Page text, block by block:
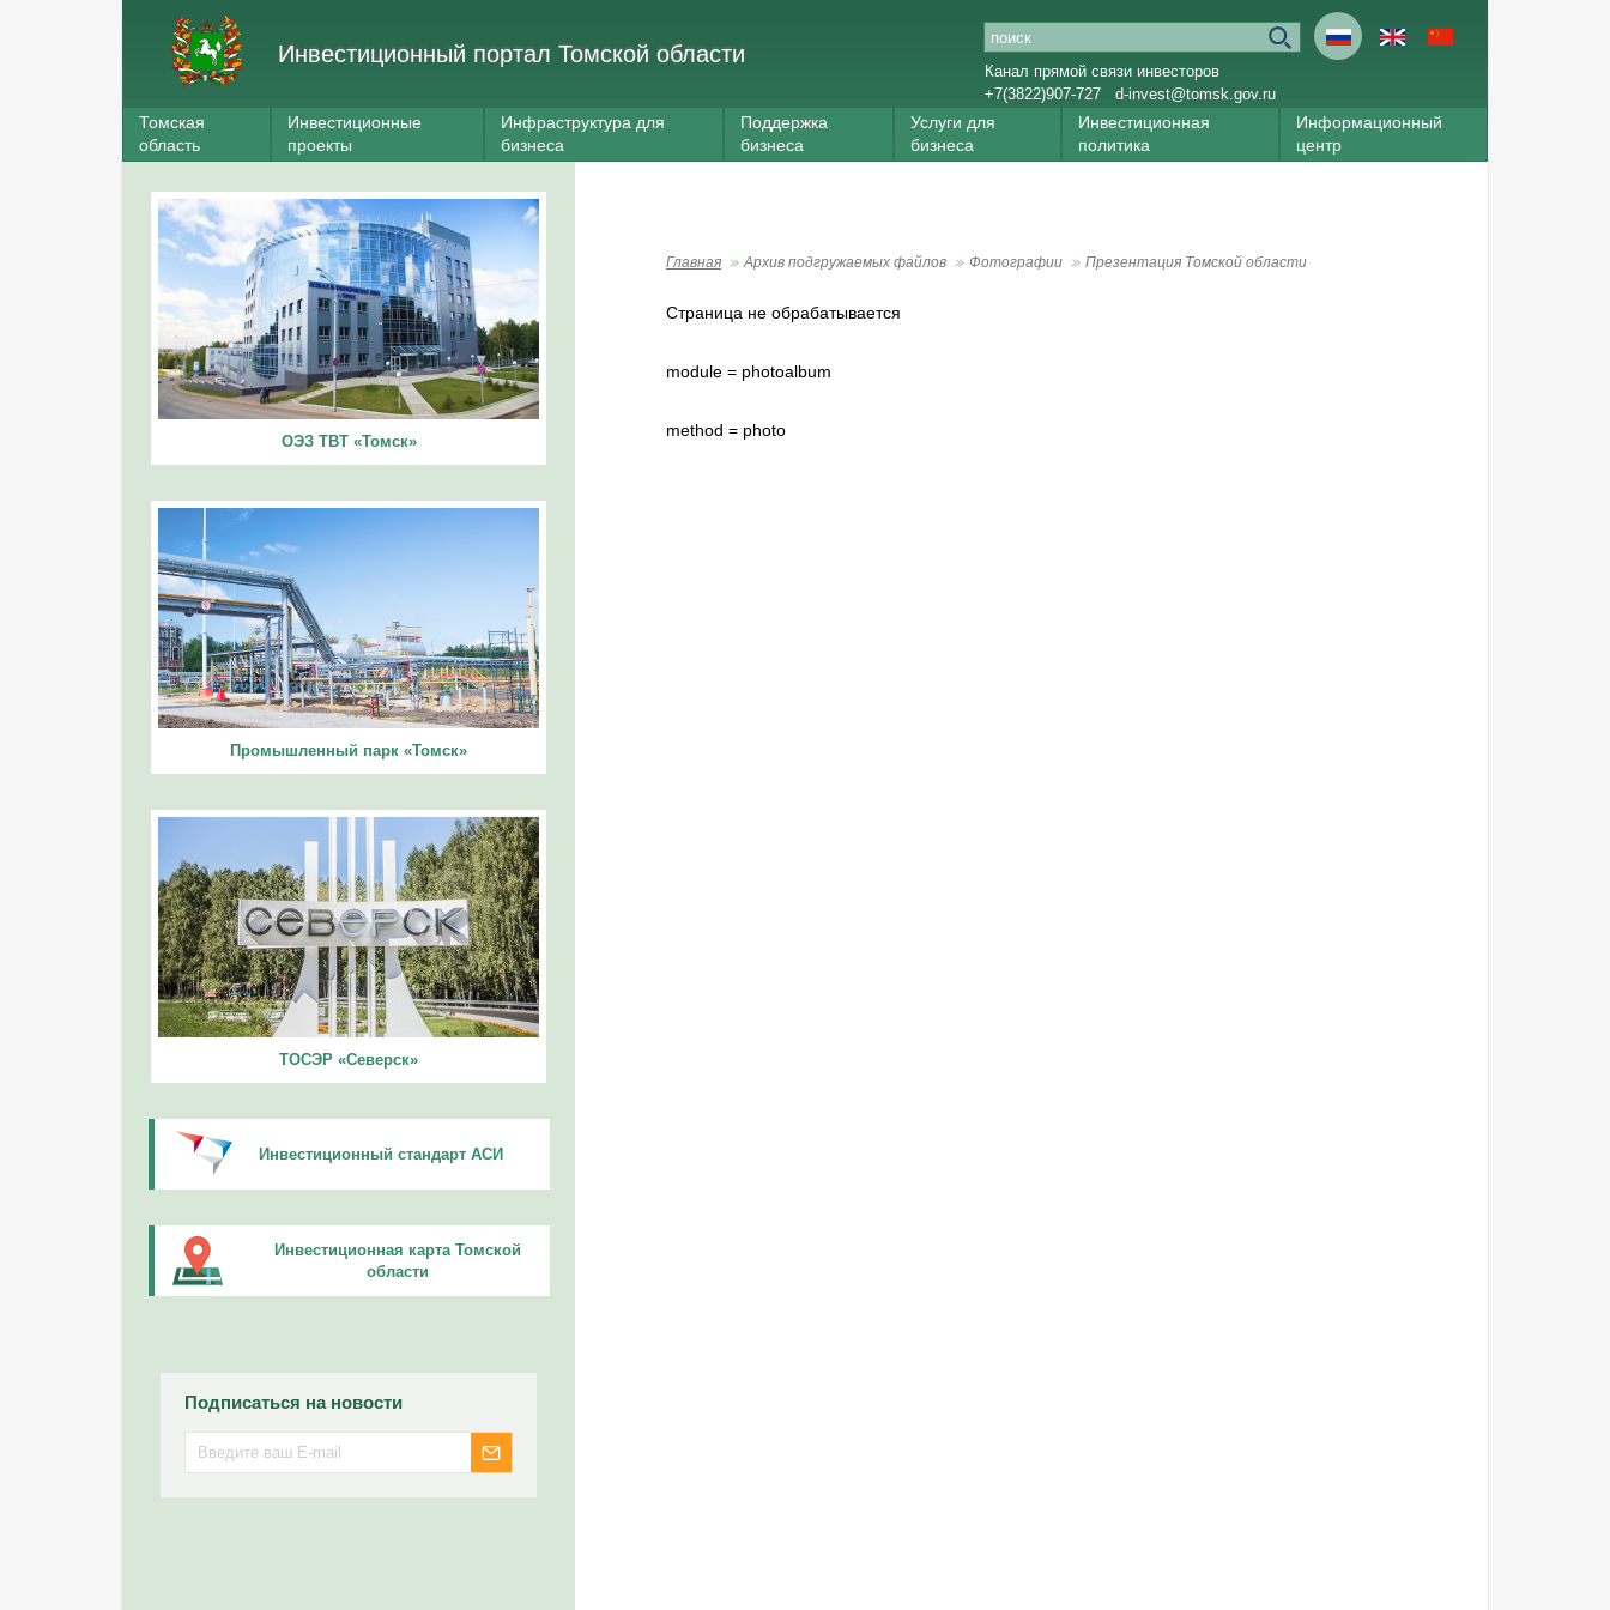
Инвестиционный портал Томской области
Канал прямой связи инвесторов
+7(3822)907-727
d-invest@tomsk.gov.ru
Томская
область
Инвестиционные
проекты
Инфраструктура для
бизнеса
Поддержка
бизнеса
Услуги для
бизнеса
Инвестиционная
политика
Информационный
центр
ОЭЗ ТВТ «Томск»
Промышленный парк «Томск»
ТОСЭР «Северск»
Инвестиционный стандарт АСИ
Инвестиционная карта Томской
области
Подписаться на новости
Главная Архив подгружаемых файлов Фотографии Презентация Томской области
Страница не обрабатывается
module = photoalbum
method = photo